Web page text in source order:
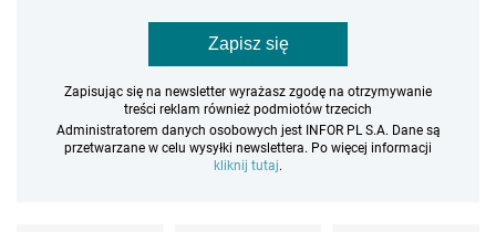
Zapisz się
Zapisując się na newsletter wyrażasz zgodę na otrzymywanie
treści reklam również podmiotów trzecich
Administratorem danych osobowych jest INFOR PL S.A. Dane są
przetwarzane w celu wysyłki newslettera. Po więcej informacji
kliknij tutaj.